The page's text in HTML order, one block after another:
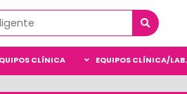
CLÍNICA EQUIPOS CLÍNICA/LAB.